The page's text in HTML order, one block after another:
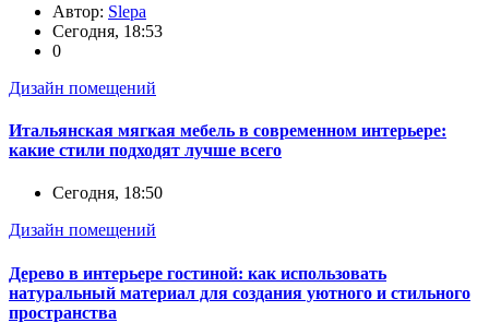
Автор: Slepa
Сегодня, 18:53
0
Дизайн помещений
Итальянская мягкая мебель в современном интерьере:
какие стили подходят лучше всего
Сегодня, 18:50
Дизайн помещений
Дерево в интерьере гостиной: как использовать
натуральный материал для создания уютного и стильного
пространства